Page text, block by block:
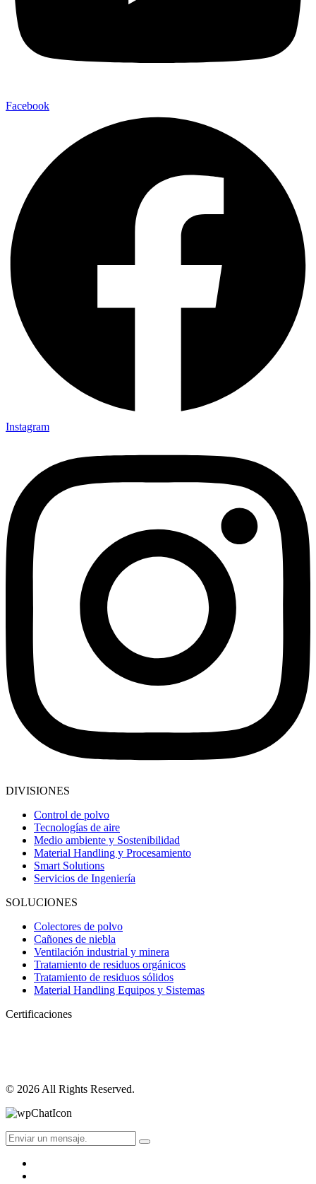
Facebook
Instagram
DIVISIONES
Control de polvo
Tecnologías de aire
Medio ambiente y Sostenibilidad
Material Handling y Procesamiento
Smart Solutions
Servicios de Ingeniería
SOLUCIONES
Colectores de polvo
Cañones de niebla
Ventilación industrial y minera
Tratamiento de residuos orgánicos
Tratamiento de residuos sólidos
Material Handling Equipos y Sistemas
Certificaciones
© 2026 All Rights Reserved.